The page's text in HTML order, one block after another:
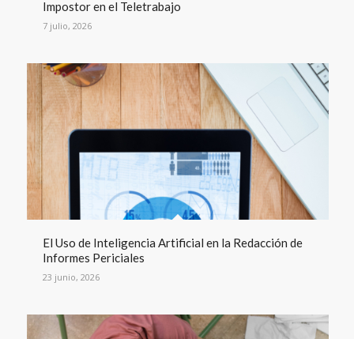
Impostor en el Teletrabajo
7 julio, 2026
El Uso de Inteligencia Artificial en la Redacción de
Informes Periciales
23 junio, 2026